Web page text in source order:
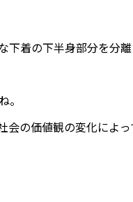
下着の下半身部分を分
。
の価値観の変化によ